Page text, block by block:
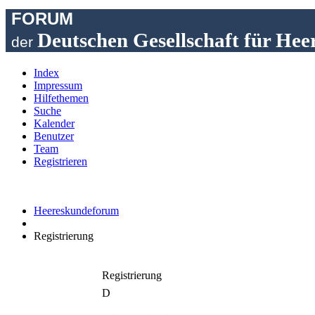
FORUM
der Deutschen Gesellschaft für
Index
Impressum
Hilfethemen
Suche
Kalender
Benutzer
Team
Registrieren
Heereskundeforum
Registrierung
Registrierung
D